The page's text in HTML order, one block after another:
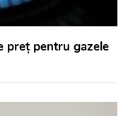
preț pentru gazele